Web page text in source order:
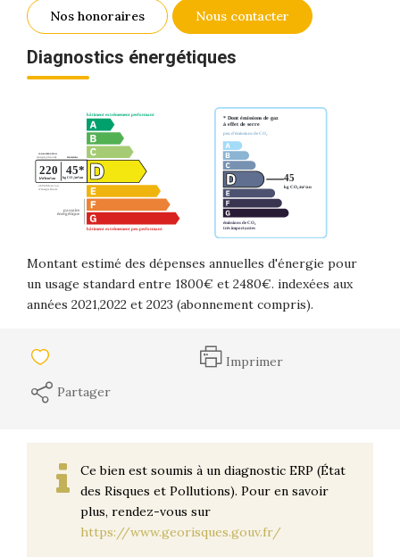
Nos honoraires Nous contacter
Diagnostics énergétiques
Montant estimé des dépenses annuelles d'énergie pour
un usage standard entre 1800€ et 2480€. indexées aux
années 2021,2022 et 2023 (abonnement compris).
Imprimer
Partager
Ce bien est soumis à un diagnostic ERP (État
des Risques et Pollutions). Pour en savoir
plus, rendez-vous sur
https://www.georisques.gouv.fr/